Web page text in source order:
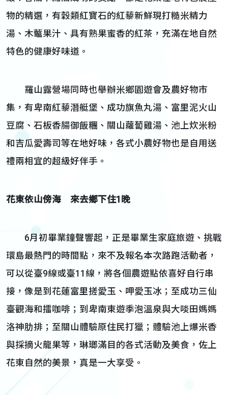
物的精選，有穀類紅寶石的紅藜新鮮現打糙米精力
湯、木虌果汁、具有熟果蜜香的紅茶，充滿在地自然
特色的健康好味道。
羅山露營場同時也舉辦米鄉園遊會及農好物市
集，有卑南紅藜潛艇堡、成功旗魚丸湯、富里泥火山
豆腐、石板香腸御飯糰、關山蘿蔔雞湯、池上炊米粉
和吉瓜愛壽司等在地好味，各式小農好物也是自用送
禮兩相宜的超級好伴手。
花東依山傍海 來去鄉下住1 晚
6月初畢業鐘聲響起，正是畢業生家庭旅遊、挑戰
環島最熱門的時間點，來不及報名本次路跑活動者，
可以從臺9線或臺11線，將各個農遊點依喜好自行串
接，像是到花蓮富里搓愛玉、呷愛玉冰；至成功三仙
臺觀海和擂咖啡；到卑南東遊季泡溫泉與大啖田媽媽
洛神肋排；至關山體驗原住民打獵；體驗池上爆米香
與採摘火龍果等，琳瑯滿目的各式活動及美食，佐上
花東自然的美景，真是一大享受。